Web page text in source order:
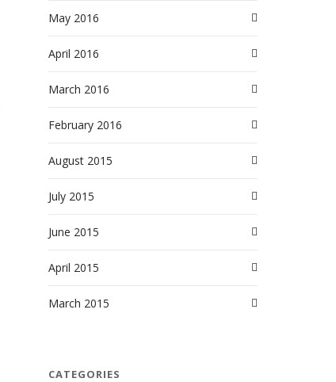
May 2016
April 2016
March 2016
February 2016
August 2015
July 2015
June 2015
April 2015
March 2015
CATEGORIES